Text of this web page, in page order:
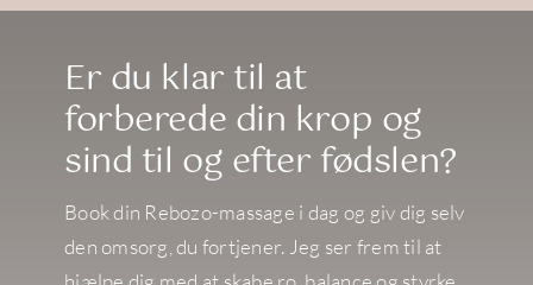
Er du klar til at
forberede din krop og
sind til og efter fødslen?
Book din Rebozo-massage i dag og giv dig selv
den omsorg, du fortjener. Jeg ser frem til at